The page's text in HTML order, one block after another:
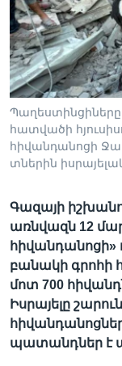
Լեզուներ
հատվածի
հիվանդանոցի
տներին
Գազայի
առնվազն 12
հիվանդանոցի»
բանակի գրոհի
մոտ 700
Իսրայելը
պատանդներ է